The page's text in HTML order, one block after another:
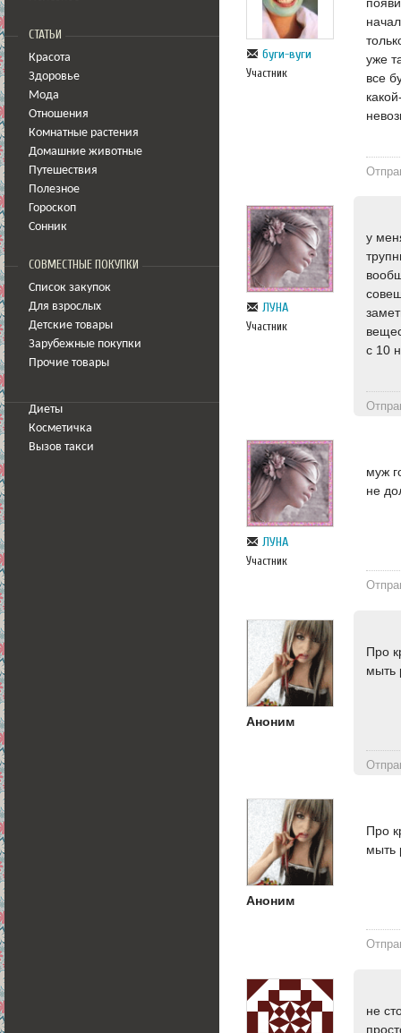
СТАТЬИ
Красота
Здоровье
Мода
Отношения
Комнатные растения
Домашние животные
Путешествия
Полезное
Гороскоп
Сонник
СОВМЕСТНЫЕ ПОКУПКИ
Список закупок
Для взрослых
Детские товары
Зарубежные покупки
Прочие товары
Диеты
Косметичка
Вызов такси
буги-вуги
Участник
уже
все
ЛУНА
Участник
у
с 10
ЛУНА
Участник
муж
не
Аноним
Про
мыть
Аноним
Про
мыть
не